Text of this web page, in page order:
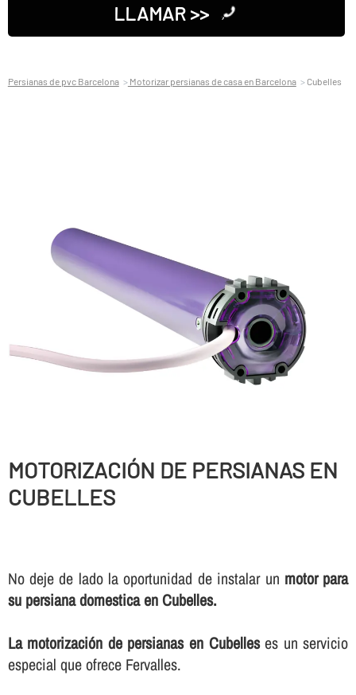
LLAMAR >>
Persianas de pvc Barcelona Motorizar persianas de casa en Barcelona Cubelles
MOTORIZACIÓN DE PERSIANAS EN
CUBELLES
No deje de lado la oportunidad de instalar un motor para
su persiana domestica en Cubelles.
La motorización de persianas en Cubelleses un servicio
especial que ofrece Fervalles.